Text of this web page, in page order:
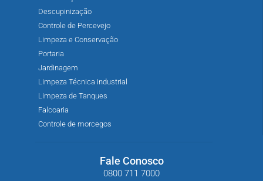
Descupinização
Controle de Percevejo
Limpeza e Conservação
Portaria
Jardinagem
Limpeza Técnica industrial
Limpeza de Tanques
Falcoaria
Controle de morcegos
Fale Conosco
0800 711 7000